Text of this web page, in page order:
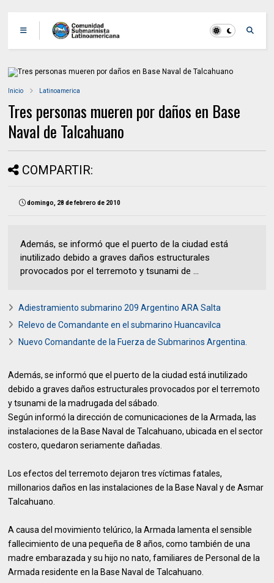
Inicio Latinoamerica
Tres personas mueren por daños en Base
Naval de Talcahuano
COMPARTIR:
domingo, 28 de febrero de 2010
Además, se informó que el puerto de la ciudad está
inutilizado debido a graves daños estructurales
provocados por el terremoto y tsunami de ...
Adiestramiento submarino 209 Argentino ARA Salta
Relevo de Comandante en el submarino Huancavilca
Nuevo Comandante de la Fuerza de Submarinos Argentina.
Además, se informó que el puerto de la ciudad está inutilizado
debido a graves daños estructurales provocados por el terremoto
y tsunami de la madrugada del sábado.
Según informó la dirección de comunicaciones de la Armada, las
instalaciones de la Base Naval de Talcahuano, ubicada en el sector
costero, quedaron seriamente dañadas.
Los efectos del terremoto dejaron tres víctimas fatales,
millonarios daños en las instalaciones de la Base Naval y de Asmar
Talcahuano.
A causa del movimiento telúrico, la Armada lamenta el sensible
fallecimiento de una pequeña de 8 años, como también de una
madre embarazada y su hijo no nato, familiares de Personal de la
Armada residente en la Base Naval de Talcahuano.